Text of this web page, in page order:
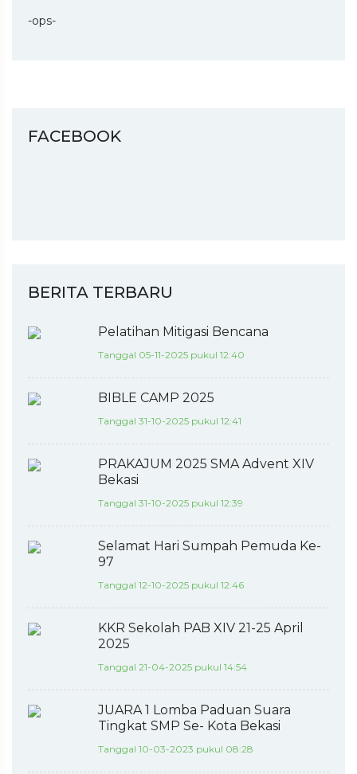
-ops-
FACEBOOK
BERITA TERBARU
Pelatihan Mitigasi Bencana
Tanggal 05-11-2025 pukul 12:40
BIBLE CAMP 2025
Tanggal 31-10-2025 pukul 12:41
PRAKAJUM 2025 SMA Advent XIV
Bekasi
Tanggal 31-10-2025 pukul 12:39
Selamat Hari Sumpah Pemuda Ke-
97
Tanggal 12-10-2025 pukul 12:46
KKR Sekolah PAB XIV 21-25 April
2025
Tanggal 21-04-2025 pukul 14:54
JUARA 1 Lomba Paduan Suara
Tingkat SMP Se- Kota Bekasi
Tanggal 10-03-2023 pukul 08:28